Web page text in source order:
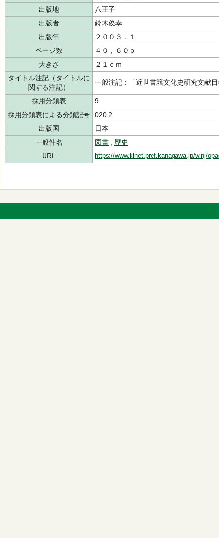
出版地
八王子
出版者
鈴木俊幸
出版年
２００３．１
ページ数
４０，６０ｐ
大きさ
２１ｃｍ
タイトル注記（タイトルに
関する注記）
一般注記：「近世書籍文化史研究文献
採用分類表
9
採用分類表による分類記号
020.2
出版国
日本
一般件名
図書
歴史
URL
https://www.klnet.pref.kanagawa.jp/winj/